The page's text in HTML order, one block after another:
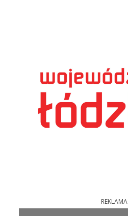
REKLAMA